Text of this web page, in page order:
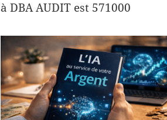
à DBA AUDIT est 571000